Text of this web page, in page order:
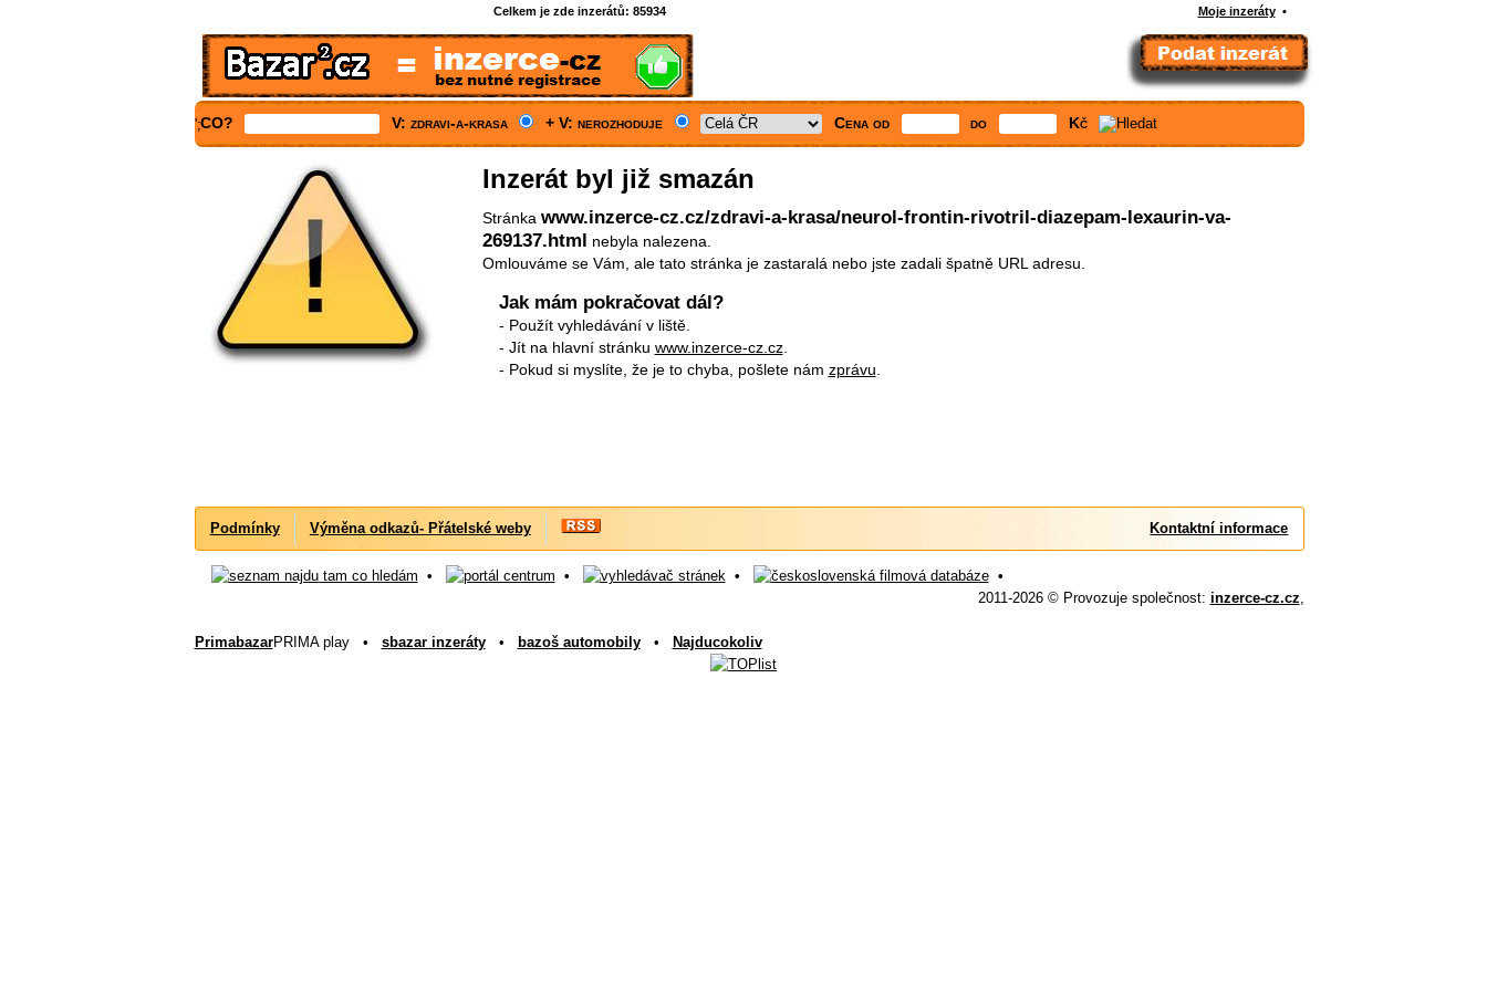
Celkem je zde inzerátů: 85934 Moje inzeráty•
';CO? V: zdravi-a-krasa + V: nerozhoduje Cena od do Kč
Inzerát byl již smazán
Stránka www.inzerce-cz.cz/zdravi-a-krasa/neurol-frontin-rivotril-diazepam-lexaurin-va-
269137.html nebyla nalezena.
Omlouváme se Vám, ale tato stránka je zastaralá nebo jste zadali špatně URL adresu.
Jak mám pokračovat dál?
- Použít vyhledávání v liště.
- Jít na hlavní stránku www.inzerce-cz.cz.
- Pokud si myslíte, že je to chyba, pošlete nám zprávu
Podmínky Výměna odkazů- Přátelské weby Kontaktní informace
• • •
•
2011-2026 © Provozuje společnost: inzerce-cz.cz,
PrimabazarPRIMA play • sbazar inzeráty• bazoš automobily• Najducokoliv